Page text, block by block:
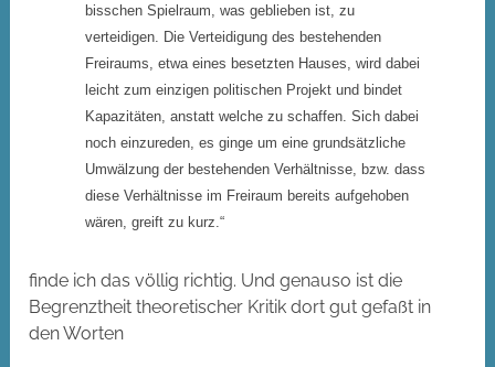
bisschen Spielraum, was geblieben ist, zu
verteidigen. Die Verteidigung des bestehenden
Freiraums, etwa eines besetzten Hauses, wird dabei
leicht zum einzigen politischen Projekt und bindet
Kapazitäten, anstatt welche zu schaffen. Sich dabei
noch einzureden, es ginge um eine grundsätzliche
Umwälzung der bestehenden Verhältnisse, bzw. dass
diese Verhältnisse im Freiraum bereits aufgehoben
wären, greift zu kurz.“
finde ich das völlig richtig. Und genauso ist die
Begrenztheit theoretischer Kritik dort gut gefaßt in
den Worten